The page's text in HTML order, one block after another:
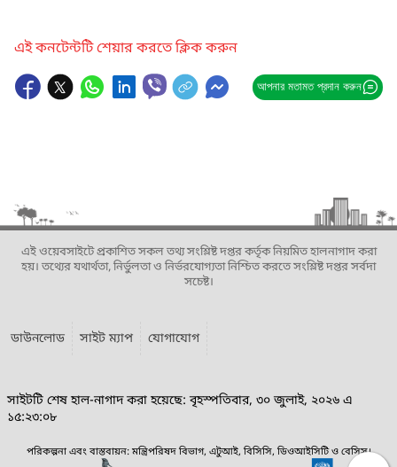
এই কনটেন্টটি শেয়ার করতে ক্লিক করুন
আপনার মতামত প্রদান করুন
এই ওয়েবসাইটে প্রকাশিত সকল তথ্য সংশ্লিষ্ট দপ্তর কর্তৃক নিয়মিত হালনাগাদ করা
হয়। তথ্যের যথার্থতা, নির্ভুলতা ও নির্ভরযোগ্যতা নিশ্চিত করতে সংশ্লিষ্ট দপ্তর সর্বদা
সচেষ্ট।
ডাউনলোড সাইট ম্যাপ যোগাযোগ
সাইটটি শেষ হাল-নাগাদ করা হয়েছে: বৃহস্পতিবার, ৩০ জুলাই, ২০২৬ এ
১৫:২৩:০৮
পরিকল্পনা এবং বাস্তবায়ন: মন্ত্রিপরিষদ বিভাগ, এটুআই, বিসিসি, ডিওআইসিটি ও বেসিস।